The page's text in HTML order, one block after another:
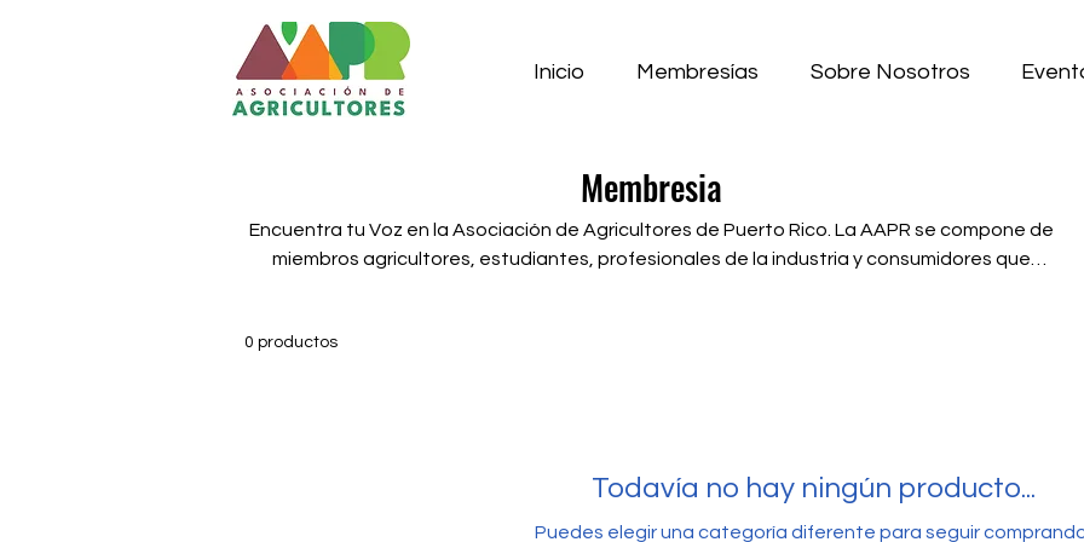
Inicio Membresías Sobre Nosotros
Membresia
Encuentra tu Voz en la Asociación de Agricultores de Puerto Rico. La AAPR se compone de
miembros agricultores, estudiantes, profesionales de la industria y consumidores que
futuro de las operaciones agrícolas familiares, el incremento de la producción local y el
0 productos
Todavía no hay ningún producto...
Puedes elegir una categoría diferente para seguir